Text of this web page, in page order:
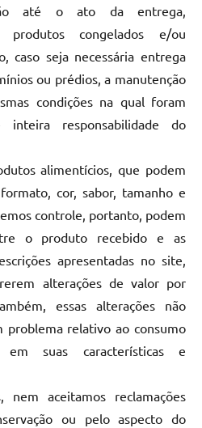
até o ato da entrega,
produtos congelados e/ou
caso seja necessária entrega
ou prédios, a manutenção
condições na qual foram
responsabilidade do
alimentícios, que podem
cor, sabor, tamanho e
controle, portanto, podem
o produto recebido e as
apresentadas no site,
alterações de valor por
essas alterações não
problema relativo ao consumo
suas características e
nem aceitamos reclamações
ou pelo aspecto do